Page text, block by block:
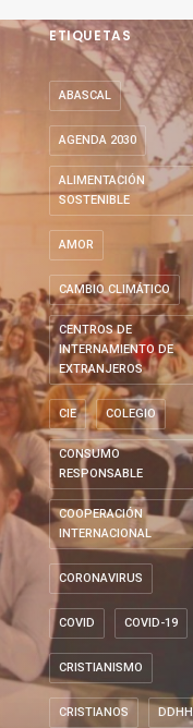
ETIQUETAS
ABASCAL
AGENDA 2030
ALIMENTACIÓN
SOSTENIBLE
AMOR
CAMBIO CLIMÁTICO
CENTROS DE
INTERNAMIENTO DE
EXTRANJEROS
CIE COLEGIO
CONSUMO
RESPONSABLE
COOPERACIÓN
INTERNACIONAL
CORONAVIRUS
COVID COVID-19
CRISTIANISMO
CRISTIANOS DDHH